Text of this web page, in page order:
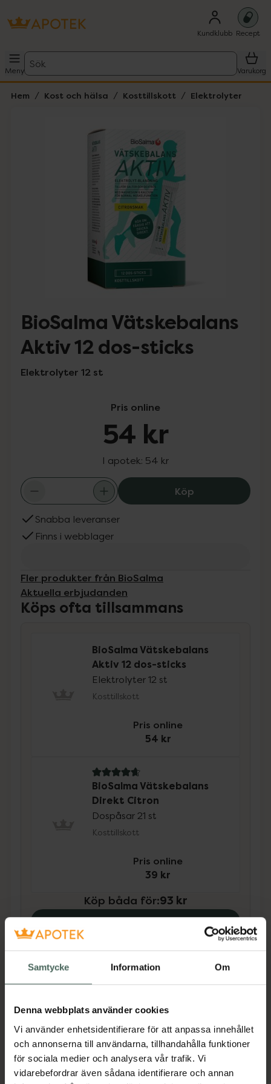
Samtycke Information Om
Denna webbplats använder cookies
Vi använder enhetsidentifierare för att anpassa innehållet
och annonserna till användarna, tillhandahålla funktioner
för sociala medier och analysera vår trafik. Vi
vidarebefordrar även sådana identifierare och annan
Kundklubb Recept
Meny
Sök
Varukorg
Hem Kost och hälsa Kosttillskott Elektrolyter
Lista: . Innehåller 1 objekt.
BioSalma Vätskebalans
Aktiv 12 dos-sticks
Elektrolyter 12 st
Pris online
54 kr
I apotek: 54 kr
KöpBioSalma
Snabba leveranser
Finns i webblager
Fler produkter från BioSalma
Aktuella erbjudanden
Köps ofta tillsammans
BioSalma Vätskebalans
Aktiv 12 dos-sticks
Elektrolyter 12 st
Kosttillskott
Pris online
54 kr
4.8 av 5 i omdöme
BioSalma Vätskebalans
Direkt Citron
Dospåsar 21 st
Kosttillskott
Pris online
39 kr
Köp båda för:93 kr
Köp båda
Beskrivning Dölj
Kosttillskott. Rekommenderad
daglig dos bör inte överskridas.
Kosttillskott bör inte ersätta en
varierad kost och en hälsosam
livsstil. Förvaras utom räckhåll för